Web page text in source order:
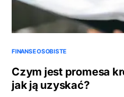
FINANSE OSOBISTE
Czym jest promesa
jak ją uzyskać?